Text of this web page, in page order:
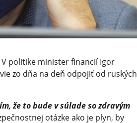
politike minister financií Igor
zo dňa na deň odpojiť od ruských
že to bude v súlade so zdravým
otázke ako je plyn, by